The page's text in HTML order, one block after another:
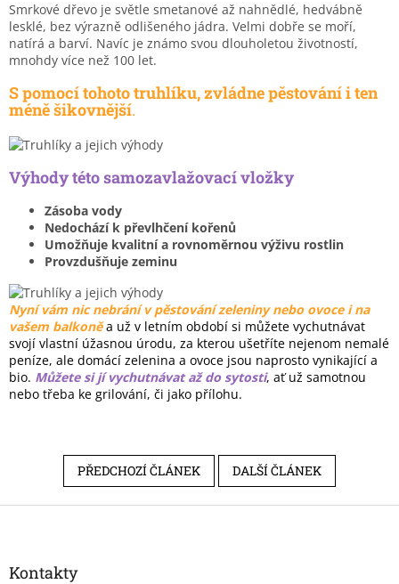
Smrkové dřevo je světle smetanové až nahnědlé, hedvábně
lesklé, bez výrazně odlišeného jádra. Velmi dobře se moří,
natírá a barví. Navíc je známo svou dlouholetou životností,
mnohdy více než 100 let.
S pomocí tohoto truhlíku, zvládne pěstování i ten
méně šikovnější.
Výhody této samozavlažovací vložky
Zásoba vody
Nedochází k převlhčení kořenů
Umožňuje kvalitní a rovnoměrnou výživu rostlin
Provzdušňuje zeminu
Nyní vám nic nebrání v pěstování zeleniny nebo ovoce i na
vašem balkoněa už v letním období si můžete vychutnávat
svojí vlastní úžasnou úrodu, za kterou ušetříte nejenom nemalé
peníze, ale domácí zelenina a ovoce jsou naprosto vynikající a
bio. Můžete si jí vychutnávat až do sytosti, ať už samotnou
nebo třeba ke grilování, či jako přílohu.
PŘEDCHOZÍ ČLÁNEK DALŠÍ ČLÁNEK
Z
Kontakty